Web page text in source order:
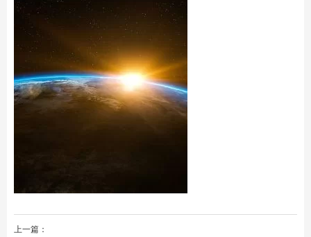
上一篇：